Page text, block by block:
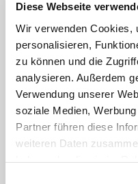
Diese Webseite
Wir verwenden Cookies,
personalisieren,
zu können und die
analysieren. Außerdem
Verwendung unserer
soziale Medien,
Partner führen diese
weiteren Daten
Farben
Entfernung von
Haut nach
Behandlung